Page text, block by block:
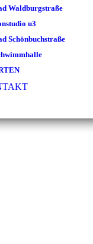
Waldburgstraße
u3
Schönbuchstraße